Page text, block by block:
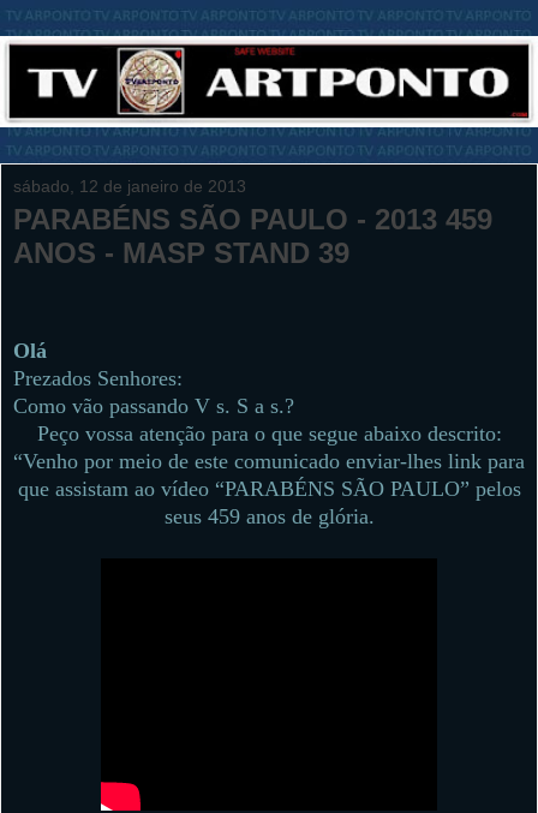
sábado, 12 de janeiro de 2013
PARABÉNS SÃO PAULO - 2013 459
ANOS - MASP STAND 39
Olá
Prezados Senhores:
Como vão passando V s. S a s.?
Peço vossa atenção para o que segue abaixo descrito:
“Venho por meio de este comunicado enviar-lhes link para
que assistam ao vídeo “PARABÉNS SÃO PAULO” pelos
seus 459 anos de glória.